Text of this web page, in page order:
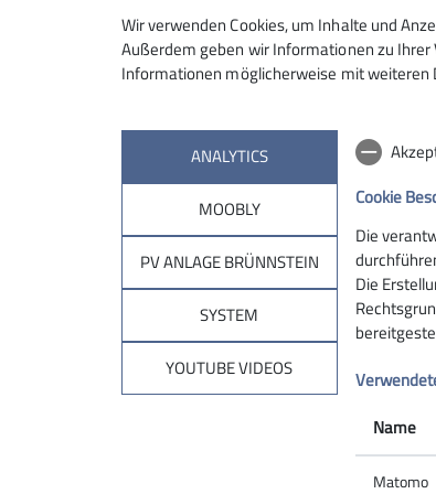
Mitarbeit bei
der Erstellung der CO2-Bilanz der
der Erarbeitung/Ableitung von
Kommunikation in der Sektion und
Notwendige Voraussetzungen
Kommunikationsfähigkeit mit
Kreativität und Motivationsfähigkeit
Team- und Integrationsfähigkeit
gute organisatorische Fähigkeiten
Fähigkeit zu selbständigem Arbeiten
Bereitschaft zur Teilnahme an
Wir verwenden Cookies, um Inhalte und
Außerdem geben wir Informationen zu
Informationen möglicherweise mit weiteren
ANALYTICS
MOOBLY
PV ANLAGE BRÜNNSTEIN
SYSTEM
YOUTUBE VIDEOS
Cookie
Die
Die
Name
Matomo